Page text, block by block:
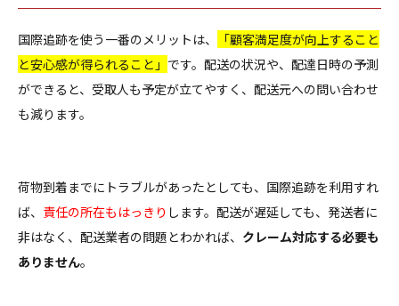
国際追跡を使う一番のメリットは、
「顧客満足度が向上すること
と安心感が得られること」 です。配送の状況や、配達日時の予測
ができると、受取人も予定が立てやすく、配送元への問い合わせ
も減ります。
荷物到着までにトラブルがあったとしても、国際追跡を利用すれ
ば、 責任の所在もはっきり します。配送が遅延しても、発送者に
非はなく、配送業者の問題とわかれば、 クレーム対応する必要も
ありません。